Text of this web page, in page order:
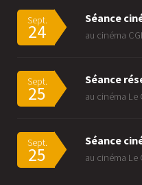
Sept.
24
Séance
au cinéma
Sept.
25
Séance
au cinéma Le
Sept.
25
Séance
au cinéma Le